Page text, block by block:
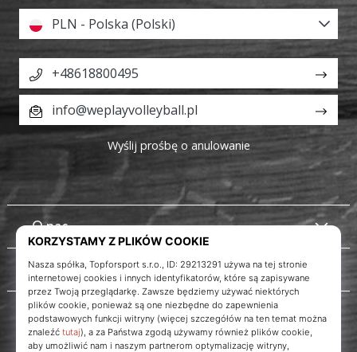
O nas
Obsługa klienta
PLN - Polska (Polski)
+48618800495
info@weplayvolleyball.pl
Wyślij prośbę o anulowanie